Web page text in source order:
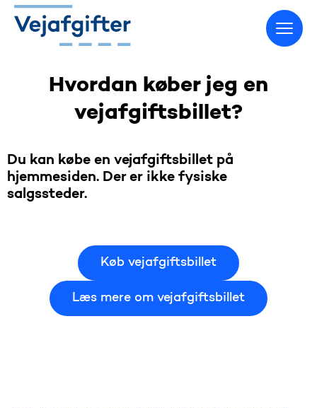
Hvordan køber jeg en
vejafgiftsbillet?
Du kan købe en vejafgiftsbillet på
hjemmesiden. Der er ikke fysiske
salgssteder.
Køb vejafgiftsbillet
Læs mere om vejafgiftsbillet